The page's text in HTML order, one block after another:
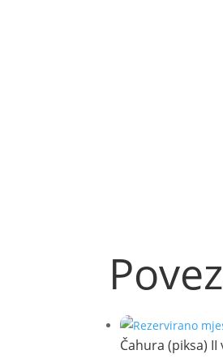
Čahura (piksa) II